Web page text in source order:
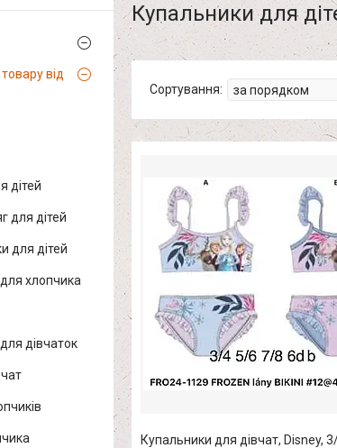
Купальники для
Купальники для дівчат, Disney,
від
дітей
для дітей
для дітей
хлопчика
дівчаток